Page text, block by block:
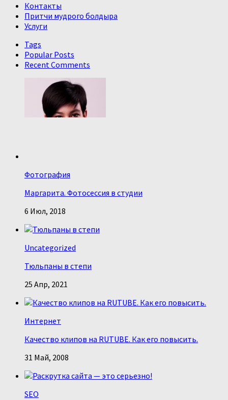
Контакты
Притчи мудрого болдыра
Услуги
Tags
Popular Posts
Recent Comments
Фотография
Маргарита. Фотосессия в студии
6 Июл, 2018
Uncategorized
Тюльпаны в степи
25 Апр, 2021
Интернет
Качество клипов на RUTUBE. Как его повысить.
31 Май, 2008
SEO